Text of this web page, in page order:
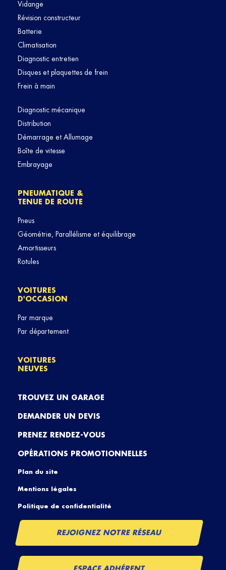
Vidange
Révision constructeur
Batterie
Climatisation
Diagnostic entretien
Disques et plaquettes de frein
Frein à main
Diagnostic mécanique
Distribution
Démarrage et Allumage
Boîte de vitesse
Embrayage
PNEUMATIQUE &
TENUE DE ROUTE
Pneus
Géométrie, Parallélisme et équilibrage
Amortisseurs
Rotules
VOITURES
D'OCCASION
Par marque
Par département
VOITURES
NEUVES
TROUVEZ UN GARAGE
DEMANDER UN DEVIS
PRENEZ RENDEZ-VOUS
OPÉRATIONS PROMOTIONNELLES
Plan du site
Mentions légales
Politique de confidentialité
REJOIGNEZ NOTRE RÉSEAU
ESPACE ADHÉRENT